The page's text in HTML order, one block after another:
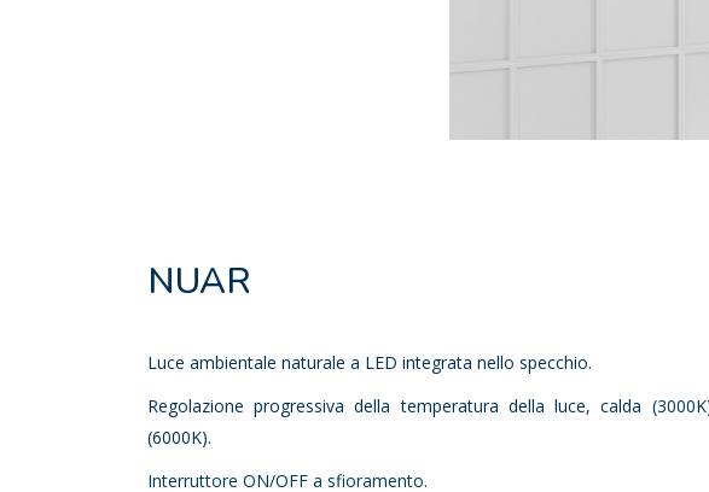
NUAR
Luce ambientale naturale a LED integrata nello specchio.
Regolazione progressiva della temperatura della luce, calda
(6000K).
Interruttore ON/OFF a sfioramento.